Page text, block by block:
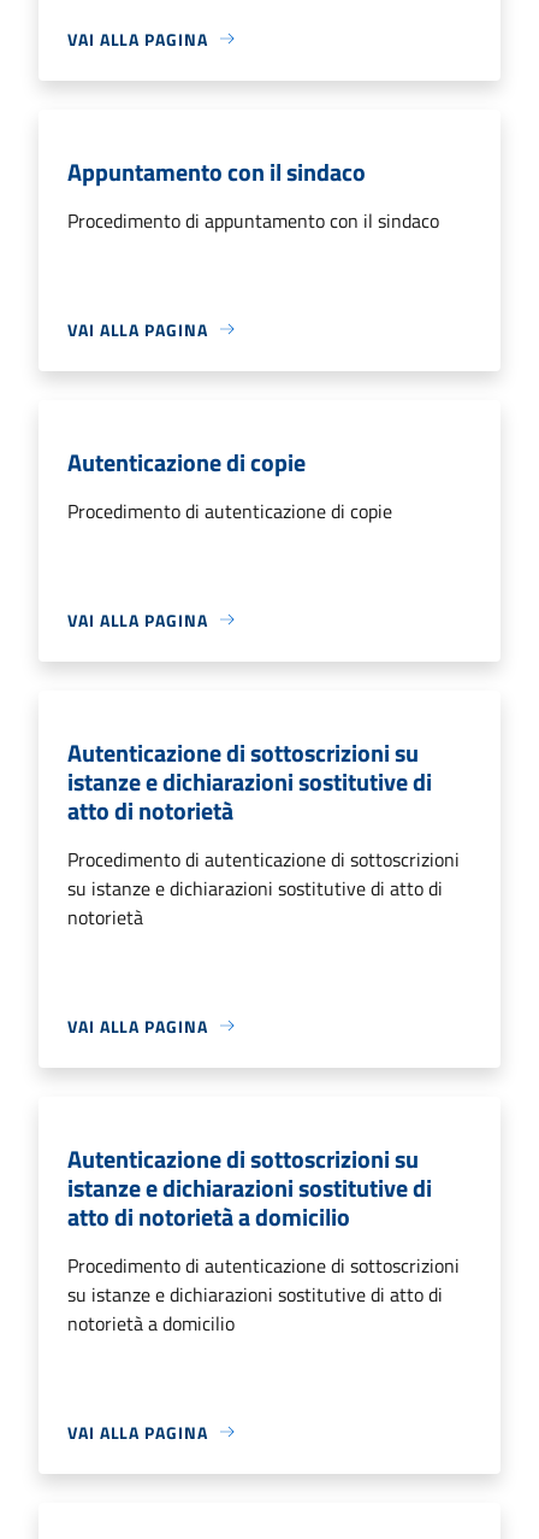
VAI ALLA PAGINA
Appuntamento con il sindaco
Procedimento di appuntamento con il sindaco
VAI ALLA PAGINA
Autenticazione di copie
Procedimento di autenticazione di copie
VAI ALLA PAGINA
Autenticazione di sottoscrizioni su
istanze e dichiarazioni sostitutive di
atto di notorietà
Procedimento di autenticazione di sottoscrizioni
su istanze e dichiarazioni sostitutive di atto di
notorietà
VAI ALLA PAGINA
Autenticazione di sottoscrizioni su
istanze e dichiarazioni sostitutive di
atto di notorietà a domicilio
Procedimento di autenticazione di sottoscrizioni
su istanze e dichiarazioni sostitutive di atto di
notorietà a domicilio
VAI ALLA PAGINA